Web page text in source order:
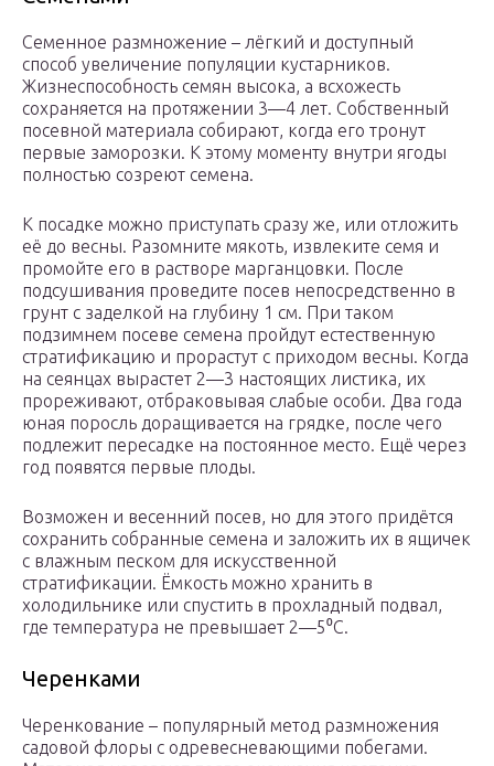
Семенное размножение – лёгкий и доступный
способ увеличение популяции кустарников.
Жизнеспособность семян высока, а всхожесть
сохраняется на протяжении 3—4 лет. Собственный
посевной материала собирают, когда его тронут
первые заморозки. К этому моменту внутри ягоды
полностью созреют семена.
К посадке можно приступать сразу же, или отложить
её до весны. Разомните мякоть, извлеките семя и
промойте его в растворе марганцовки. После
подсушивания проведите посев непосредственно в
грунт с заделкой на глубину 1 см. При таком
подзимнем посеве семена пройдут естественную
стратификацию и прорастут с приходом весны. Когда
на сеянцах вырастет 2—3 настоящих листика, их
прореживают, отбраковывая слабые особи. Два года
юная поросль доращивается на грядке, после чего
подлежит пересадке на постоянное место. Ещё через
год появятся первые плоды.
Возможен и весенний посев, но для этого придётся
сохранить собранные семена и заложить их в ящичек
с влажным песком для искусственной
стратификации. Ёмкость можно хранить в
холодильнике или спустить в прохладный подвал,
где температура не превышает 2—5⁰C.
Черенками
Черенкование – популярный метод размножения
садовой флоры с одревесневающими побегами.